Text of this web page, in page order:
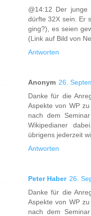
@14:12 Der junge
dürfte 32X sein. Er
ging?), es seien
(Link auf Bild von
Antworten
Anonym 26.
Danke für die
Aspekte von WP
nach dem
Wikipedianer
übrigens jederzeit
Antworten
Peter Haber 26.
Danke für die
Aspekte von WP
nach dem